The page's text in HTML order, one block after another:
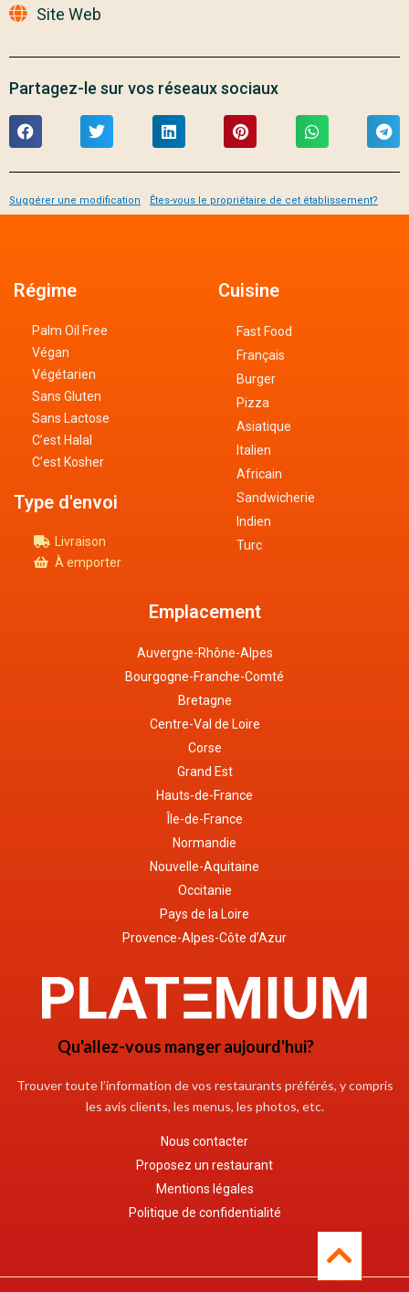
Site Web
Partagez-le sur vos réseaux sociaux
Suggérer une modification Êtes-vous le propriétaire de cet établissement?
Qu'allez-vous manger aujourd'hui?
Trouver toute l’information de vos restaurants préférés, y compris
les avis clients, les menus, les photos, etc.
Nous contacter
Proposez un restaurant
Mentions légales
Politique de confidentialité
Emplacement
Auvergne-Rhône-Alpes
Bourgogne-Franche-Comté
Bretagne
Centre-Val de Loire
Corse
Grand Est
Hauts-de-France
Île-de-France
Normandie
Nouvelle-Aquitaine
Occitanie
Pays de la Loire
Provence-Alpes-Côte d’Azur
Cuisine
Fast Food
Français
Burger
Pizza
Asiatique
Italien
Africain
Sandwicherie
Indien
Turc
Régime
Palm Oil Free
Végan
Végétarien
Sans Gluten
Sans Lactose
C’est Halal
C’est Kosher
Type d'envoi
Livraison
À emporter